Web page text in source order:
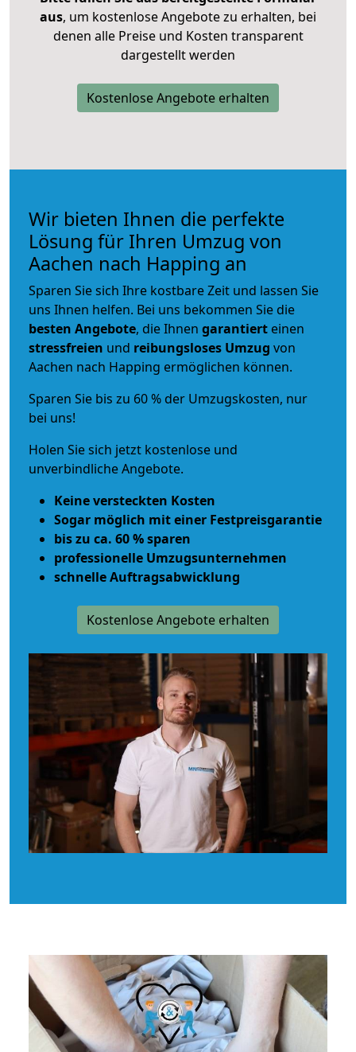
aus, um kostenlose Angebote zu erhalten, bei
denen alle Preise und Kosten transparent
dargestellt werden
Kostenlose Angebote erhalten
Wir bieten Ihnen die perfekte
Lösung für Ihren Umzug von
Aachen nach Happing an
Sparen Sie sich Ihre kostbare Zeit und lassen Sie
uns Ihnen helfen. Bei uns bekommen Sie die
besten Angebote, die Ihnen garantiert einen
stressfreien und reibungsloses Umzug von
Aachen nach Happing ermöglichen können.
Sparen Sie bis zu 60 % der Umzugskosten, nur
bei uns!
Holen Sie sich jetzt kostenlose und
unverbindliche Angebote.
Keine versteckten Kosten
Sogar möglich mit einer Festpreisgarantie
bis zu ca. 60 % sparen
professionelle Umzugsunternehmen
schnelle Auftragsabwicklung
Kostenlose Angebote erhalten